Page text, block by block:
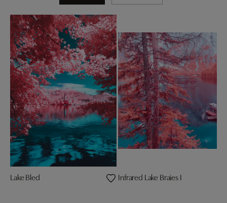
Lake Bled Infrared Lake Braies I